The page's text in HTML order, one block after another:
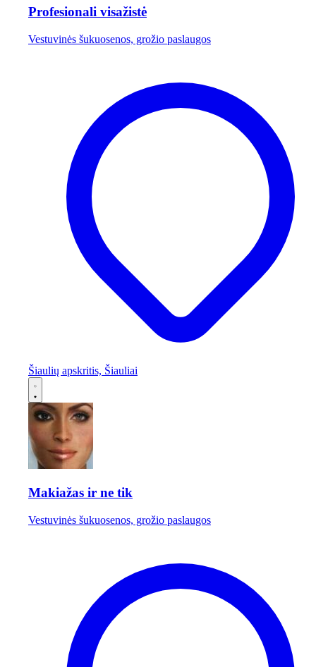
Profesionali visažistė
Vestuvinės šukuosenos, grožio paslaugos
Šiaulių apskritis, Šiauliai
Makiažas ir ne tik
Vestuvinės šukuosenos, grožio paslaugos